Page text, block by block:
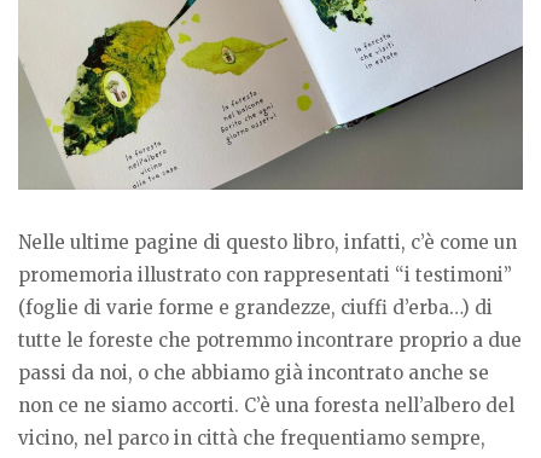
Nelle ultime pagine di questo libro, infatti, c’è come un
promemoria illustrato con rappresentati “i testimoni”
(foglie di varie forme e grandezze, ciuffi d’erba…) di
tutte le foreste che potremmo incontrare proprio a due
passi da noi, o che abbiamo già incontrato anche se
non ce ne siamo accorti. C’è una foresta nell’albero del
vicino, nel parco in città che frequentiamo sempre,